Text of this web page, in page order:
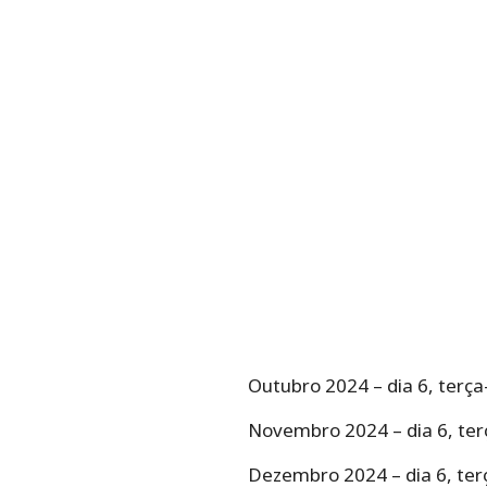
Outubro 2024 – dia 6,
Novembro 2024 – dia 6,
Dezembro 2024 – dia 6,